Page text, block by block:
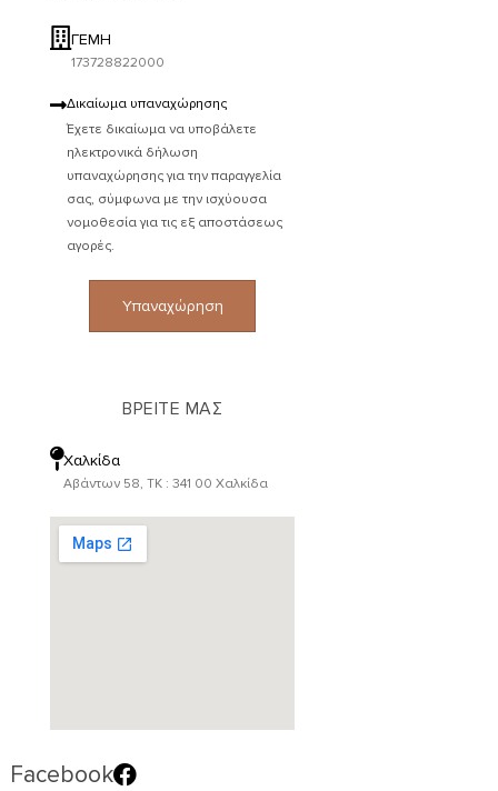
ΓΕΜΗ
173728822000
Δικαίωμα υπαναχώρησης
Έχετε δικαίωμα να υποβάλετε
ηλεκτρονικά δήλωση
υπαναχώρησης για την παραγγελία
σας, σύμφωνα με την ισχύουσα
νομοθεσία για τις εξ αποστάσεως
αγορές.
Υπαναχώρηση
ΒΡΕΙΤΕ ΜΑΣ
Χαλκίδα
Αβάντων 58, ΤΚ : 341 00 Χαλκίδα
Facebook